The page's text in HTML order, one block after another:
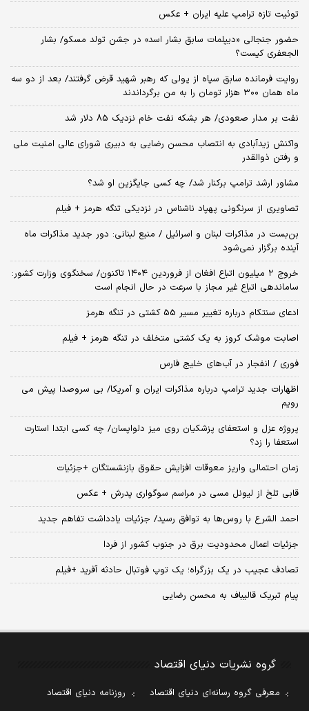
توئیت تازه ترامپ علیه ایران + عکس
حضور جنجالی «دیپلمات سابق بشار اسد» در جشن تولد مسکو/ بشار
الجعفری کیست؟
روایت فرمانده سابق سپاه از پولی که رهبر شهید قرض گرفتند/ بعد از دو سه
ماه همان ۳۰۰ هزار تومان را به من برگرداندند
نفت بر مدار صعودی/ هر بشکه نفت خام نزدیک 85 دلار شد
واکنش زیدآبادی به انتصاب محسن رضایی به دبیری شورای عالی امنیت ملی
و رفتن ذوالقدر
مشاور ارشد ترامپ برکنار شد/ چه کسی جایگزین او شد؟
تصاویری از سرنگونی پهپاد ناشناس در نزدیکی تنگه هرمز + فیلم
بن‌بست در مذاکرات لبنان و اسرائیل / منبع لبنانی: دور جدید مذاکرات ماه
آینده برگزار نمی‌شود
خروج ۲ میلیون اتباع افغان از فروردین ۱۴۰۴ تاکنون/ سخنگوی وزارت کشور:
ساماندهی اتباع غیر مجاز با سرعت در حال انجام است
ادعای سنتکام درباره تغییر مسیر 55 کشتی در تنگه هرمز
اصابت موشک کروز به یک کشتی متخلف در تنگه هرمز + فیلم
فوری / انفجار در آب‌های خلیج فارس
اظهارات جدید ترامپ درباره مذاکرات ایران و آمریکا/ بی سروصدا پیش می
رویم
پروژه عزل و استعفای پزشکیان روی میز دلواپسان/ چه کسی ابتدا استارت
استعفا را زد؟
زمان احتمالی واریز معوقات افزایش حقوق بازنشستگان +جزئیات
قابی تلخ از لیونل مسی در مراسم سوگواری پدرش + عکس
احمد الشرع با روس‌ها به توافق رسید/ جزئیات یادداشت تفاهم جدید
جزئیات اعمال محدودیت برق در جنوب کشور از فردا
تصادف عجیب در یک بزرگراه؛ یک توپ فوتبال حادثه‌ آفرید +فیلم
پیام تبریک قالیباف به محسن رضایی
گروه نشریات دنیای اقتصاد
معرفی گروه رسانه‌ای دنیای اقتصاد
روزنامه دنیای اقتصاد